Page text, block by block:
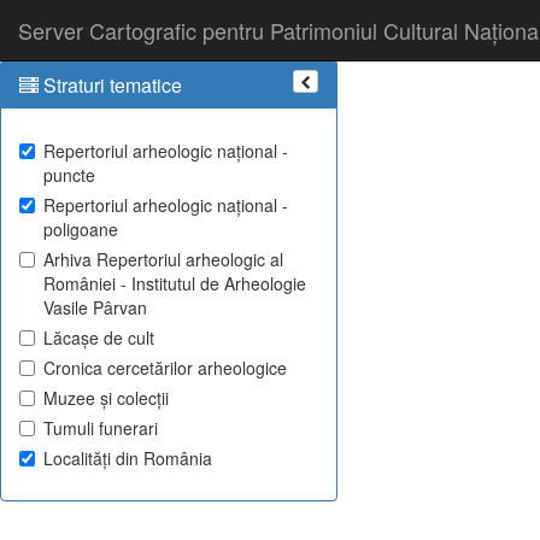
Server Cartografic pentru Patrimoniul Cultural
Straturi tematice
Repertoriul arheologic național -
puncte
Repertoriul arheologic național -
poligoane
Arhiva Repertoriul arheologic al
României - Institutul de Arheologie
Vasile Pârvan
Lăcașe de cult
Cronica cercetărilor arheologice
Muzee și colecții
Tumuli funerari
Localități din România